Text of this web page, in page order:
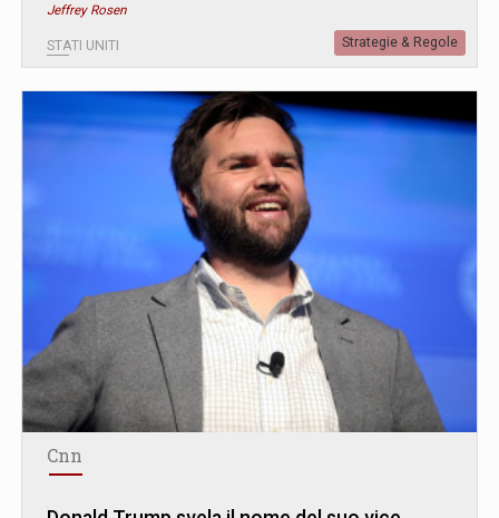
Jeffrey Rosen
STATI UNITI Strategie & Regole
Cnn